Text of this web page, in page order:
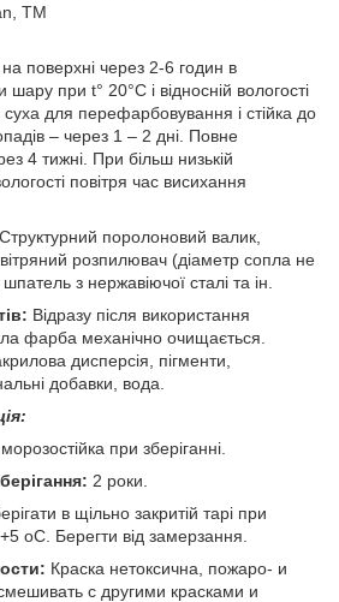
ТМ
поверхні через 2-6 годин в
шару при t° 20°С і відносній вологості
суха для перефарбовування і стійка до
– через 1 – 2 дні. Повне
4 тижні. При більш низькій
повітря час висихання
Структурний поролоновий валик,
розпилювач (діаметр сопла не
з нержавіючої сталі та ін.
Відразу після використання
фарба механічно очищається.
дисперсія, пігменти,
добавки, вода.
при зберіганні.
2 роки.
в щільно закритій тарі при
оС. Берегти від замерзання.
Краска нетоксична, пожаро- и
с другими красками и